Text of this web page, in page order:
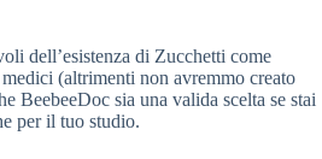
dell’esistenza di Zucchetti come
(altrimenti non avremmo creato
BeebeeDoc sia una valida scelta se stai
per il tuo studio.